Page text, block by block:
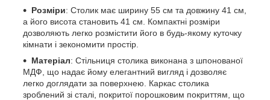
Розміри: Столик має ширину 55 см та довжину 41 см,
а його висота становить 41 см. Компактні розміри
дозволяють легко розмістити його в будь-якому куточку
кімнати і зекономити простір.
Матеріал: Стільниця столика виконана з шпонованої
МДФ, що надає йому елегантний вигляд і дозволяє
легко доглядати за поверхнею. Каркас столика
зроблений зі сталі, покритої порошковим покриттям, що